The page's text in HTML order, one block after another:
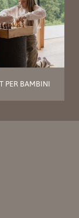
PER BAMBINI